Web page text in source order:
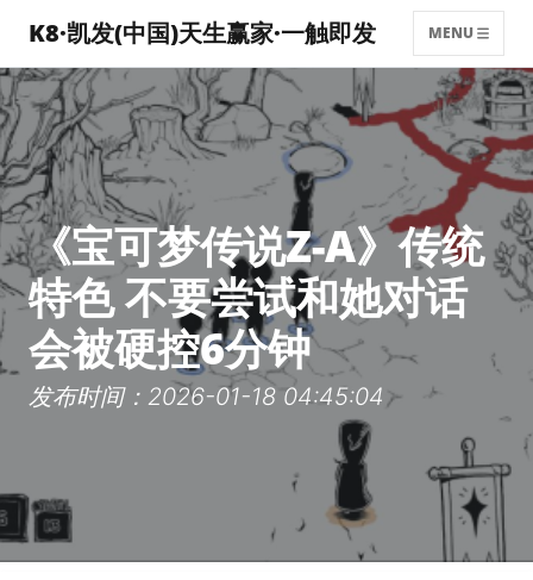
K8·凯发(中国)天生赢家·一触即发 MENU
《宝可梦传说Z-A》传统
特色 不要尝试和她对话
会被硬控6分钟
发布时间：2026-01-18 04:45:04